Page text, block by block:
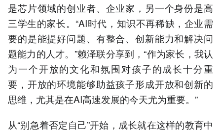
是芯片领域的创业者、企业家，另一个身份是高
三学生的家长。“AI时代，知识不再稀缺，企业需
要的是能提好问题、有整合、创新能力和解决问
题能力的人才。”赖泽联分享到，“作为家长，我认
为一个开放的文化和氛围对孩子的成长十分重
要，开放的环境能够助益孩子形成开放和创新的
思维，尤其是在AI高速发展的今天尤为重要。”
从“别急着否定自己”开始，成长就在这样的教育中